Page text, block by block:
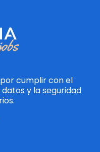
cumplir con el
y la seguridad